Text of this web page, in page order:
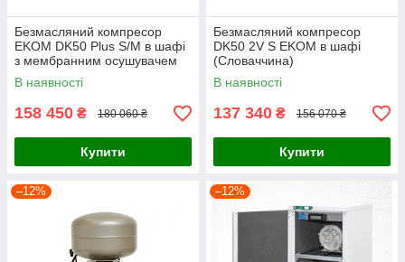
Безмасляний компресор
EKOM DK50 Plus S/M в шафі
з мембранним осушувачем
В наявності
158 450 ₴ 180 060 ₴
Купити
Безмасляний компресор
DK50 2V S EKOM в шафі
(Словаччина)
В наявності
137 340 ₴ 156 070 ₴
Купити
–12% –12%